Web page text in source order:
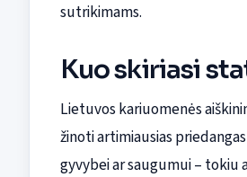
sutrikimams.
Kuo skiriasi
Lietuvos kariuomenės
žinoti artimiausias
gyvybei ar saugumui –